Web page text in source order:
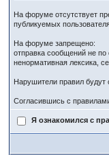
На форуме отсутствует
публикуемых
На форуме запрещено:
отправка сообщений не
ненормативная лексика,
Нарушители правил будут
Согласившись с
Я ознакомился с